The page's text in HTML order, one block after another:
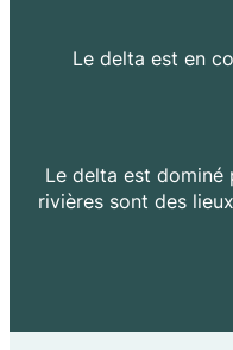
Le delta est en
Le delta est dominé
rivières sont des